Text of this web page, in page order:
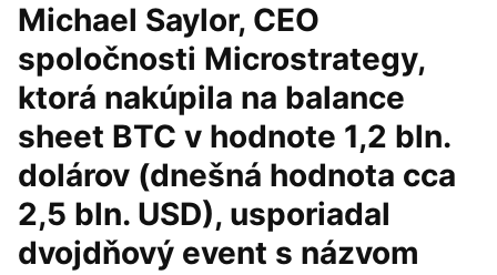
Michael Saylor, CEO
spoločnosti Microstrategy,
ktorá nakúpila na balance
sheet BTC v hodnote 1,2 bln.
dolárov (dnešná hodnota cca
2,5 bln. USD), usporiadal
dvojdňový event s názvom